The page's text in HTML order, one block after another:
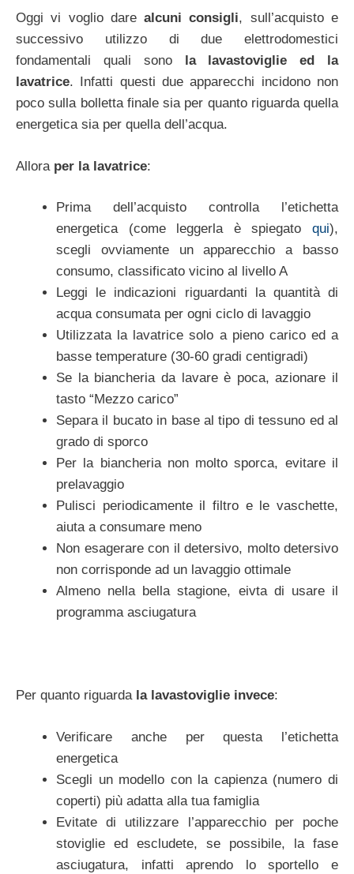
Oggi vi voglio darealcuni consigli, sull’acquisto e
successivo utilizzo di due elettrodomestici
fondamentali quali sono la lavastoviglie ed la
lavatrice. Infatti questi due apparecchi incidono non
poco sulla bolletta finale sia per quanto riguarda quella
energetica sia per quella dell’acqua.
Allora per la lavatrice:
Prima dell’acquisto controlla l’etichetta
energetica (come leggerla è spiegato qui),
scegli ovviamente un apparecchio a basso
consumo, classificato vicino al livello A
Leggi le indicazioni riguardanti la quantità di
acqua consumata per ogni ciclo di lavaggio
Utilizzata la lavatrice solo a pieno carico ed a
basse temperature (30-60 gradi centigradi)
Se la biancheria da lavare è poca, azionare il
tasto “Mezzo carico”
Separa il bucato in base al tipo di tessuno ed al
grado di sporco
Per la biancheria non molto sporca, evitare il
prelavaggio
Pulisci periodicamente il filtro e le vaschette,
aiuta a consumare meno
Non esagerare con il detersivo, molto detersivo
non corrisponde ad un lavaggio ottimale
Almeno nella bella stagione, eivta di usare il
programma asciugatura
Per quanto riguarda la lavastoviglie invece:
Verificare anche per questa l’etichetta
energetica
Scegli un modello con la capienza (numero di
coperti) più adatta alla tua famiglia
Evitate di utilizzare l’apparecchio per poche
stoviglie ed escludete, se possibile, la fase
asciugatura, infatti aprendo lo sportello e